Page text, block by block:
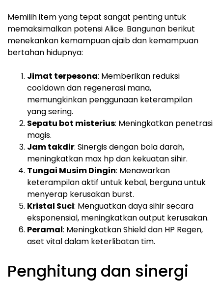
Memilih item yang tepat sangat penting untuk
memaksimalkan potensi Alice. Bangunan berikut
menekankan kemampuan ajaib dan kemampuan
bertahan hidupnya:
Jimat terpesona: Memberikan reduksi
cooldown dan regenerasi mana,
memungkinkan penggunaan keterampilan
yang sering.
Sepatu bot misterius: Meningkatkan penetrasi
magis.
Jam takdir: Sinergis dengan bola darah,
meningkatkan max hp dan kekuatan sihir.
Tungai Musim Dingin: Menawarkan
keterampilan aktif untuk kebal, berguna untuk
menyerap kerusakan burst.
Kristal Suci: Menguatkan daya sihir secara
eksponensial, meningkatkan output kerusakan.
Peramal: Meningkatkan Shield dan HP Regen,
aset vital dalam keterlibatan tim.
Penghitung dan sinergi